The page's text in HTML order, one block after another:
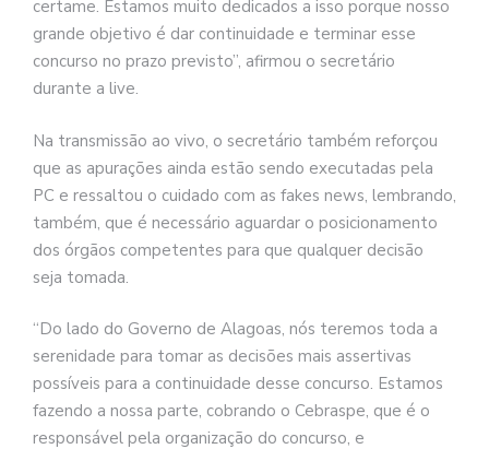
certame. Estamos muito dedicados a isso porque nosso
grande objetivo é dar continuidade e terminar esse
concurso no prazo previsto”, afirmou o secretário
durante a live.
Na transmissão ao vivo, o secretário também reforçou
que as apurações ainda estão sendo executadas pela
PC e ressaltou o cuidado com as fakes news, lembrando,
também, que é necessário aguardar o posicionamento
dos órgãos competentes para que qualquer decisão
seja tomada.
“Do lado do Governo de Alagoas, nós teremos toda a
serenidade para tomar as decisões mais assertivas
possíveis para a continuidade desse concurso. Estamos
fazendo a nossa parte, cobrando o Cebraspe, que é o
responsável pela organização do concurso, e